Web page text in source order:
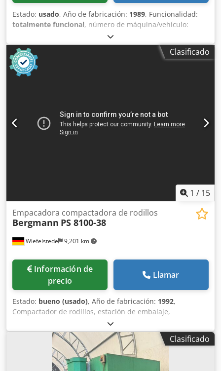
Estado: usado, Año de fabricación: 1989, Funcionalidad:
totalmente funcional, número de máquina/vehículo:
750 kg
continua con rodillo giratorio. Codjzr H Agspfx Acmorf
Recoge, tritura y compacta los residuos mediante un
rodillo de acero especial que garantiza una tasa de
compactación de hasta 9:1. La compactación se realiza
continua; los residuos compactados se depositan en una
bolsa de polietileno transparente. La estación de
compactación puede instalarse directamente en el lugar
Clasificado
1 / 15
Wiefelstede 9,201 km
Empacadora compactadora de rodillos
Bergmann PS 8100-38
Información de
precio
Llamar
Estado: bueno (usado), Año de fabricación: 1992,
Compactador de rodillos, estación de embalaje,
contenedor prensador de residuos, prensa de residuos,
contenedor prensador, contenedor de residuos,
contenedor autoprensante, prensa de desechos,
contenedor prensador de papel, contenedor de papel,
prensa de armario, prensa vertical de balas, compactador
Clasificado